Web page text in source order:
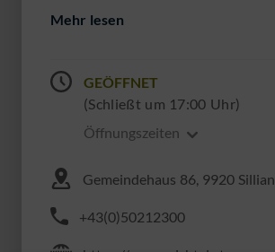
Mehr lesen
GEÖFFNET
(Schließt um 17:00 Uhr)
Öffnungszeiten
Gemeindehaus 86, 9920 Sillian
+43(0)50212300